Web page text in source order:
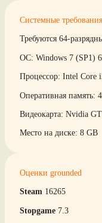
Системные требования
Требуются 64-
ОС: Windows 7 (SP1)
Процессор: Intel Core
Оперативная память:
Видеокарта: Nvidia
Место на диске: 8 GB
Оценки grounded
Steam 16265
Stopgame 7.3